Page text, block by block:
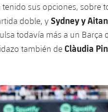
tenido sus opciones, sobre
doble, y Sydney y
todavía más a un Barça
también de Clàudia